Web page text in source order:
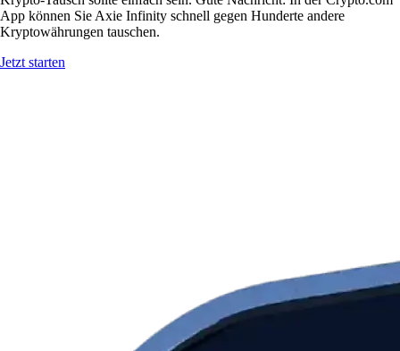
App können Sie Axie Infinity schnell gegen Hunderte andere
Kryptowährungen tauschen.
Jetzt starten